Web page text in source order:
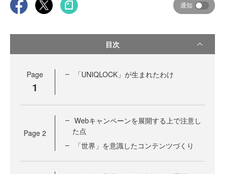
通知
目次
Page
1
「UNIQLOCK」が生まれたわけ
Page 2
Webキャンペーンを展開する上で注意し
た点
「世界」を意識したコンテンツづくり